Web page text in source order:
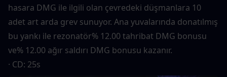
hasara DMG ile ilgili olan çevredeki düşmanlara 10
adet art arda grev sunuyor. Ana yuvalarında donatılmış
bu yankı ile rezonatör% 12.00 tahribat DMG bonusu
ve% 12.00 ağır saldırı DMG bonusu kazanır.
· CD: 25s